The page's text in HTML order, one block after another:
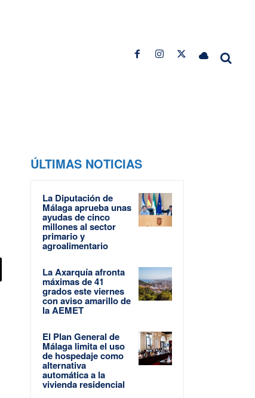
ÚLTIMAS NOTICIAS
La Diputación de
Málaga aprueba unas
ayudas de cinco
millones al sector
primario y
agroalimentario
La Axarquía afronta
máximas de 41
grados este viernes
con aviso amarillo de
la AEMET
El Plan General de
Málaga limita el uso
de hospedaje como
alternativa
automática a la
vivienda residencial